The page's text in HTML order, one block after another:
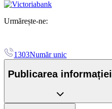
Urmărește-ne:
1303Număr unic
Publicarea informației